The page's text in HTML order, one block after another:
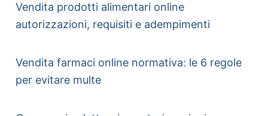
Vendita prodotti alimentari online
autorizzazioni, requisiti e adempimenti
Vendita farmaci online normativa: le 6 regole
per evitare multe